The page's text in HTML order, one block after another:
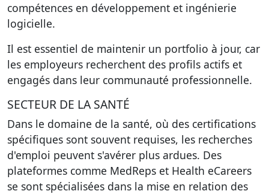
compétences en développement et ingénierie
logicielle.
Il est essentiel de maintenir un portfolio à jour, car
les employeurs recherchent des profils actifs et
engagés dans leur communauté professionnelle.
SECTEUR DE LA SANTÉ
Dans le domaine de la santé, où des certifications
spécifiques sont souvent requises, les recherches
d'emploi peuvent s'avérer plus ardues. Des
plateformes comme MedReps et Health eCareers
se sont spécialisées dans la mise en relation des